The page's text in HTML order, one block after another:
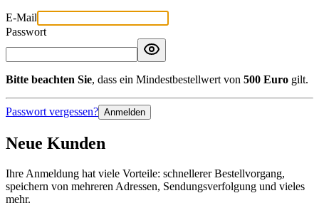
E-Mail
Passwort
Bitte beachten Sie, dass ein Mindestbestellwert von 500 Euro gilt.
Passwort vergessen? Anmelden
Neue Kunden
Ihre Anmeldung hat viele Vorteile: schnellerer Bestellvorgang,
speichern von mehreren Adressen, Sendungsverfolgung und vieles
mehr.